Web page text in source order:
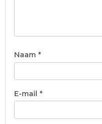
Naam *
E-mail *